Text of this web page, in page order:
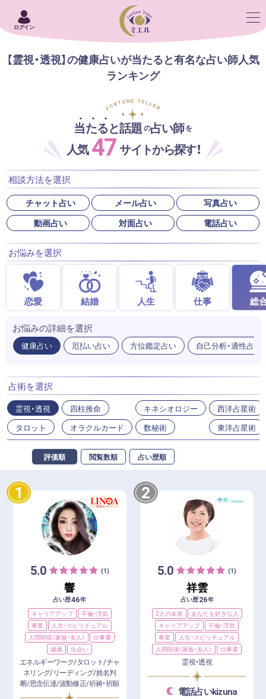
ログイン
【霊視・透視】の健康占いが当たると有名な占い師人気
ランキング
当たると話題の占い師を
人気47サイトから探す！
相談方法を選択
チャット占い メール占い
写真占い
動画占い
対面占い 電話占い
お悩みを選択
恋愛 結婚 人生 仕事 総
お悩みの詳細を選択
健康占い 厄払い占い 方位鑑定占い 自己分析・適性占い
占術を選択
霊視・透視
タロット
四柱推命
オラクルカード
キネシオロジー
数秘術
西洋占星術
東洋占星術
評価順 閲覧数順 占い歴順
1
5.0 (1)
響
占い歴46年
キャリアアップ
不倫・浮気
事業
人生・スピリチュアル
人間関係（家族・友人）
仕事運
健康
出会い
エネルギーワーク/タロット/チャ
ネリング/リーディング/姓名判
断/思念伝達/波動修正/祈祷・祈願
2
5.0 (1)
祥雲
占い歴26年
2人の未来
あなたを好きな人
キャリアアップ
不倫・浮気
事業
人生・スピリチュアル
人間関係（家族・友人）
仕事運
霊視・透視
電話占いkizuna